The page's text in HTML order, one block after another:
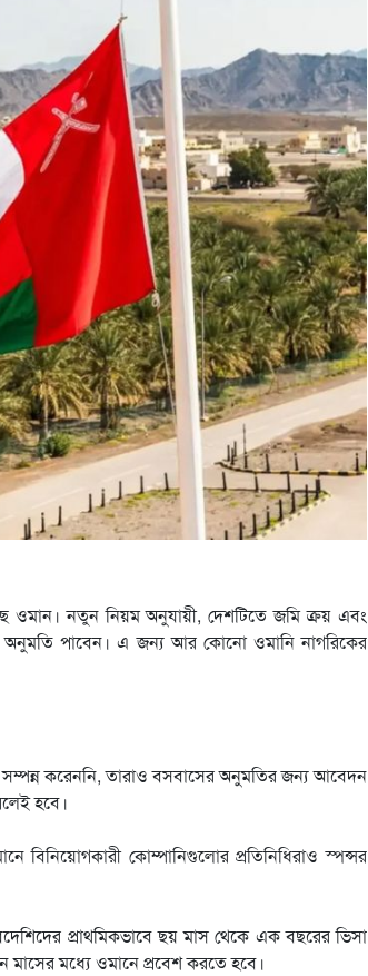
ওমান। নতুন নিয়ম অনুযায়ী, দেশটিতে জমি ক্রয় এবং
অনুমতি পাবেন। এ জন্য আর কোনো ওমানি নাগরিকের
সম্পন্ন করেননি, তারাও বসবাসের অনুমতির জন্য আবেদন
হবে।
বিনিয়োগকারী কোম্পানিগুলোর প্রতিনিধিরাও স্পন্সর
প্রাথমিকভাবে ছয় মাস থেকে এক বছরের ভিসা
মাসের মধ্যে ওমানে প্রবেশ করতে হবে।